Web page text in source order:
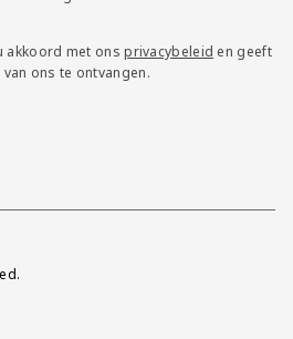
akkoord met onsprivacybeleid en geeft
ons te ontvangen.